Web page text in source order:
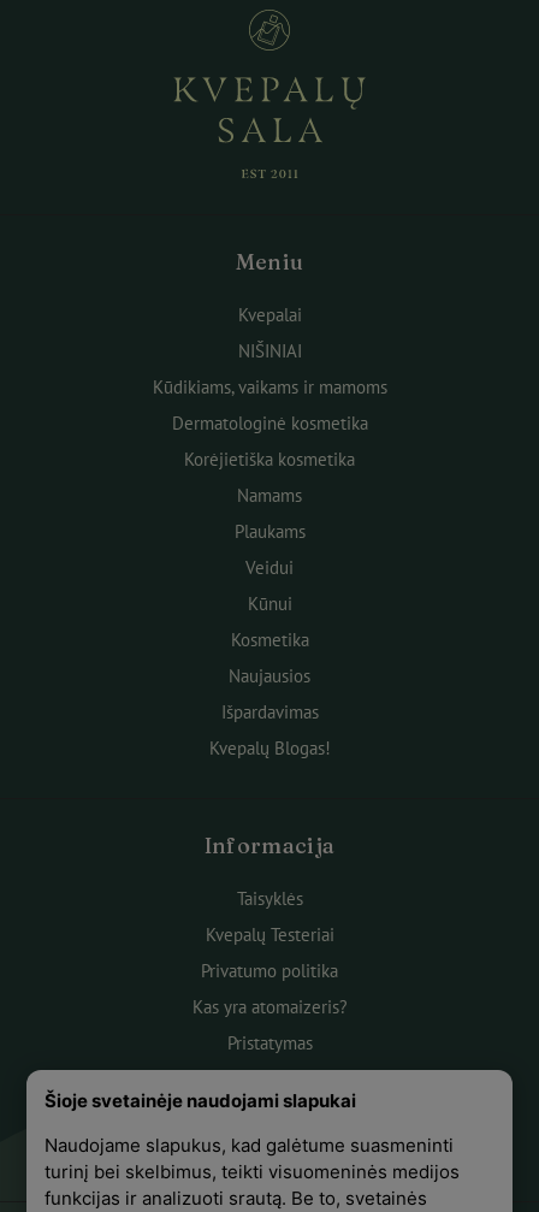
Šioje svetainėje naudojami slapukai
Naudojame slapukus, kad galėtume suasmeninti
turinį bei skelbimus, teikti visuomeninės medijos
funkcijas ir analizuoti srautą. Be to, svetainės
Meniu
Kvepalai
NIŠINIAI
Kūdikiams, vaikams ir mamoms
Dermatologinė kosmetika
Korėjietiška kosmetika
Namams
Plaukams
Veidui
Kūnui
Kosmetika
Naujausios
Išpardavimas
Kvepalų Blogas!
Informacija
Taisyklės
Kvepalų Testeriai
Privatumo politika
Kas yra atomaizeris?
Pristatymas
Apie mus
Atsiliepimai